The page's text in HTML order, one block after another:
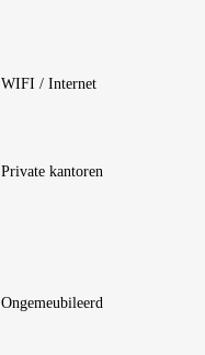
WIFI / Internet
Private kantoren
Ongemeubileerd